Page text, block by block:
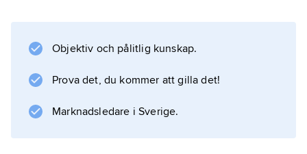
framtid:Objektiv och pålitlig kunskap.
Prova det, du kommer att gilla det!
Marknadsledare i Sverige.